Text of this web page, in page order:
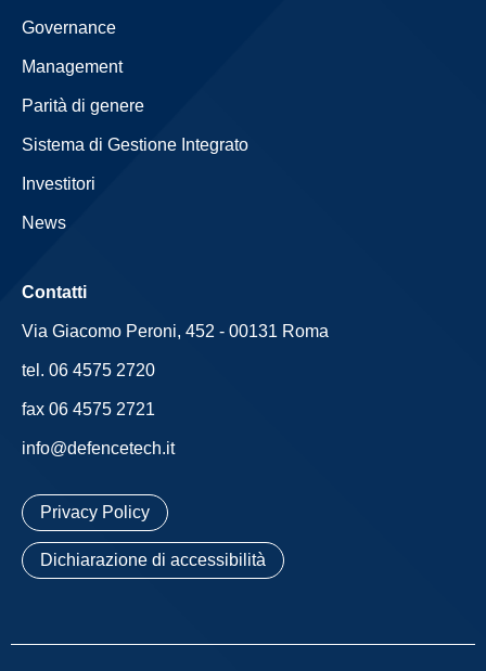
Governance
Management
Parità di genere
Sistema di Gestione Integrato
Investitori
News
Contatti
Via Giacomo Peroni, 452 - 00131 Roma
tel. 06 4575 2720
fax 06 4575 2721
info@defencetech.it
Privacy Policy
Dichiarazione di accessibilità